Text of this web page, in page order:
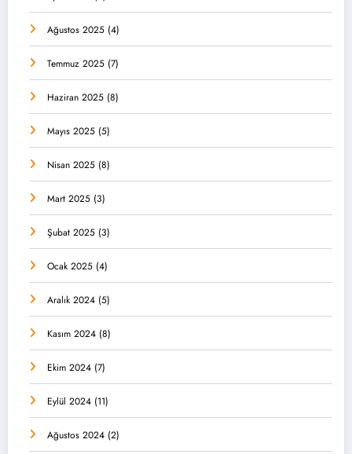
Ağustos 2025 (4)
Temmuz 2025 (7)
Haziran 2025 (8)
Mayıs 2025 (5)
Nisan 2025 (8)
Mart 2025 (3)
Şubat 2025 (3)
Ocak 2025 (4)
Aralık 2024 (5)
Kasım 2024 (8)
Ekim 2024 (7)
Eylül 2024 (11)
Ağustos 2024 (2)